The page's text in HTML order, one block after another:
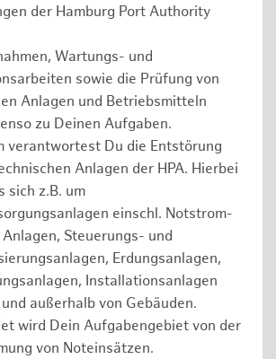
der Hamburg Port Authority
Wartungs- und
sowie die Prüfung von
Anlagen und Betriebsmitteln
zu Deinen Aufgaben.
verantwortest Du die Entstörung
Anlagen der HPA. Hierbei
sich z.B. um
einschl. Notstrom-
Anlagen, Steuerungs- und
Erdungsanlagen,
Installationsanlagen
außerhalb von Gebäuden.
wird Dein Aufgabengebiet von der
von Noteinsätzen.